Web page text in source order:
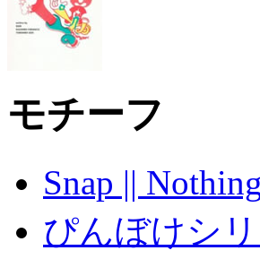
モチーフ
Snap ||
ぴんぼけシ